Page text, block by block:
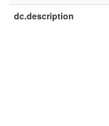
dc.description